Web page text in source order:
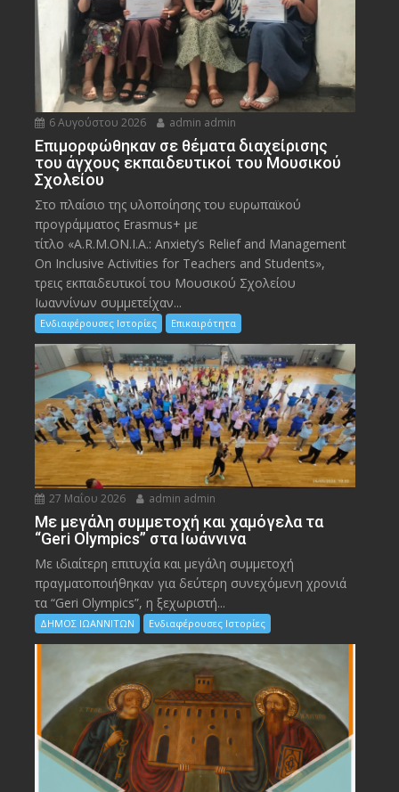
6 Αυγούστου 2026 admin admin
Eπιμορφώθηκαν σε θέματα διαχείρισης
του άγχους εκπαιδευτικοί του Μουσικού
Σχολείου
Στο πλαίσιο της υλοποίησης του ευρωπαϊκού
προγράμματος Erasmus+ με
τίτλο «A.R.M.ON.I.A.: Anxiety’s Relief and Management
On Inclusive Activities for Teachers and Students»,
τρεις εκπαιδευτικοί του Μουσικού Σχολείου
Ιωαννίνων συμμετείχαν...
Ενδιαφέρουσες Ιστορίες Επικαιρότητα
27 Μαΐου 2026 admin admin
Με μεγάλη συμμετοχή και χαμόγελα τα
“Geri Olympics” στα Ιωάννινα
Με ιδιαίτερη επιτυχία και μεγάλη συμμετοχή
πραγματοποιήθηκαν για δεύτερη συνεχόμενη χρονιά
τα “Geri Olympics”, η ξεχωριστή...
ΔΗΜΟΣ ΙΩΑΝΝΙΤΩΝ Ενδιαφέρουσες Ιστορίες